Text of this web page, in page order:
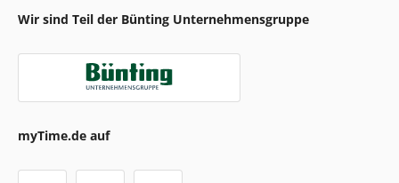
Wir sind Teil der Bünting Unternehmensgruppe
myTime.de auf